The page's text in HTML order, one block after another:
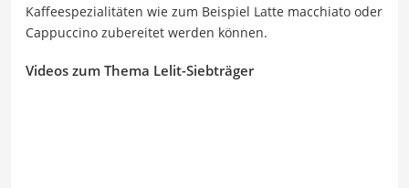
Kaffeespezialitäten wie zum Beispiel Latte macchiato oder
Cappuccino zubereitet werden können.
Videos zum Thema Lelit-Siebträger